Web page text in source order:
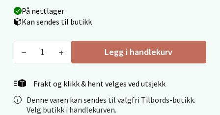
På nettlager
Kan sendes til butikk
Legg i handlekurv
Frakt og klikk & hent velges ved utsjekk
Denne varen kan sendes til valgfri Tilbords-butikk.
Velg butikk i handlekurven.
Stavanger og Sandnes - Thon
Senter Madla
Madlakrossen nr 9, 4042 Stavanger
0 i butikk